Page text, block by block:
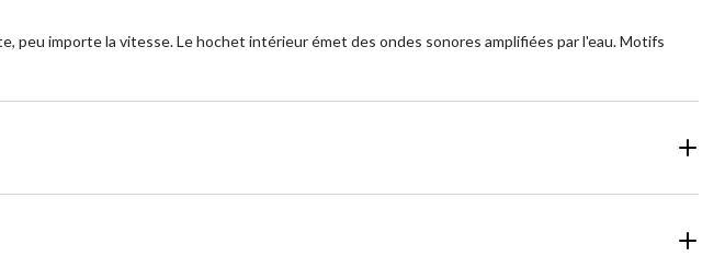
peu importe la vitesse. Le hochet intérieur émet des ondes sonores amplifiées par l'eau. Motifs